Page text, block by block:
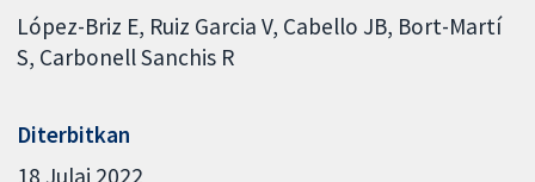
López-Briz E Ruiz Garcia V Cabello JB Bort-Martí
S Carbonell Sanchis R
Diterbitkan